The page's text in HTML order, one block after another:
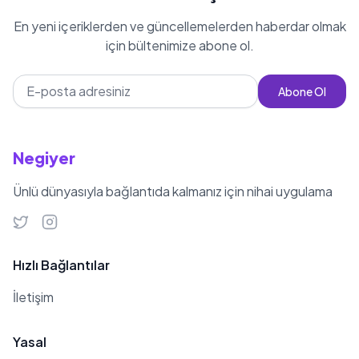
kariyerine odaklandığı ve oyunculuk
alanında kendini geliştirmeye devam
ettiği anlaşılmaktadır. Ercan Zincir,
Türk televizyon ve sinema
En yeni içeriklerden ve güncellemelerden haberdar olmak
için bültenimize abone ol.
Abone Ol
Negiyer
Ünlü dünyasıyla bağlantıda kalmanız için nihai uygulama
Hızlı Bağlantılar
İletişim
Yasal